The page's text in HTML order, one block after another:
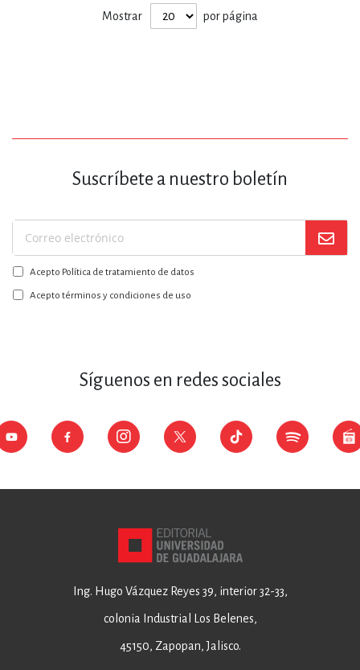
Mostrar por página
Suscríbete a nuestro boletín
Suscríbase
a
nuestro
boletín:
Acepto Política de tratamiento de datos
Acepto términos y condiciones de uso
Síguenos en redes sociales
Ing. Hugo Vázquez Reyes 39, interior 32-33,
colonia Industrial Los Belenes,
45150, Zapopan, Jalisco.